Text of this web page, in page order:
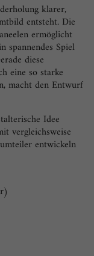
klarer,
entsteht. Die
ermöglicht
spannendes Spiel
diese
eine so starke
macht den Entwurf
Idee
vergleichsweise
entwickeln